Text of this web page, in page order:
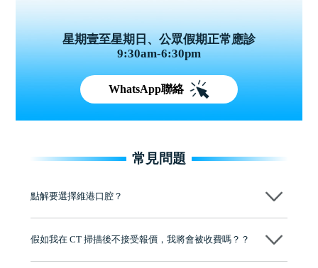
星期壹至星期日、公眾假期正常應診
9:30am-6:30pm
WhatsApp聯絡
常見問題
點解要選擇維港口腔？
牌」、「2025香港企業領袖品牌」，是諾貝爾種植系統全球放心植牙中
至今已服務超過三十個國家和地區的顧客，受到粵港澳大灣區及周邊城
假如我在 CT 掃描後不接受報價，我將會被收費嗎？？